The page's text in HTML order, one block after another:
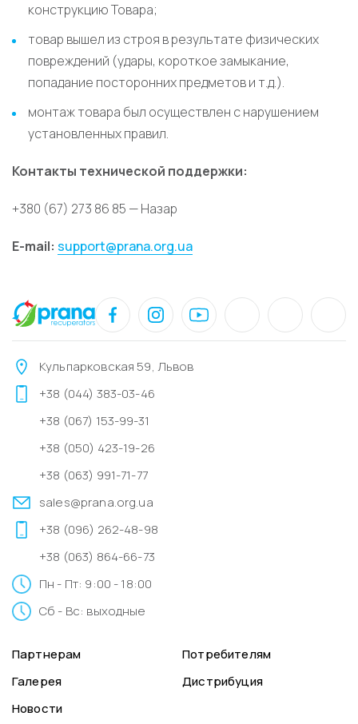
конструкцию Товара;
товар вышел из строя в результате физических
повреждений (удары, короткое замыкание,
попадание посторонних предметов и т.д.).
монтаж товара был осуществлен с нарушением
установленных правил.
Контакты технической поддержки:
+380 (67) 273 86 85 — Назар
E-mail: support@prana.org.ua
Кульпарковская 59, Львов
+38 (044) 383-03-46
+38 (067) 153-99-31
+38 (050) 423-19-26
+38 (063) 991-71-77
sales@prana.org.ua
+38 (096) 262-48-98
+38 (063) 864-66-73
Пн - Пт: 9:00 - 18:00
Сб - Вс: выходные
Партнерам
Потребителям
Галерея
Дистрибуция
Новости